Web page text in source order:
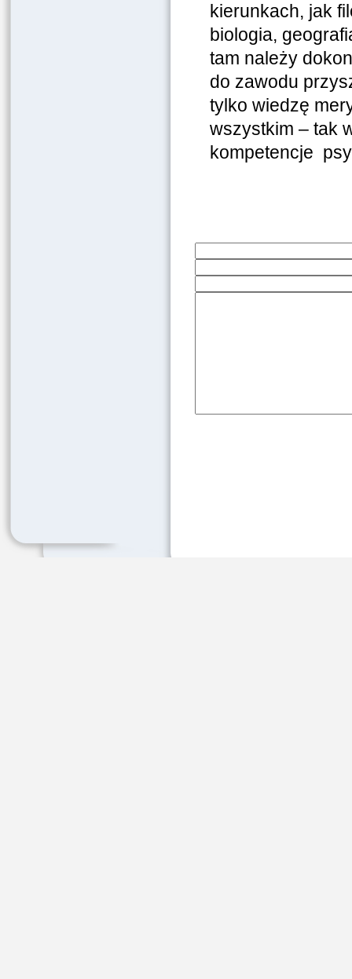
kierunkach, jak
biologia,
tam należy
do zawodu
tylko wiedzę
wszystkim – tak
kompetencje